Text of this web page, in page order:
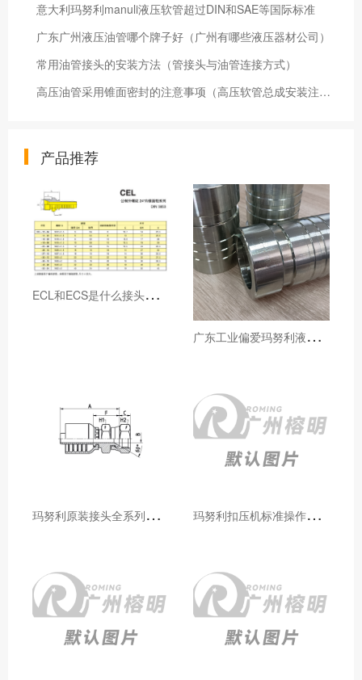
意大利玛努利manuli液压软管超过DIN和SAE等国际标准
广东广州液压油管哪个牌子好（广州有哪些液压器材公司）
常用油管接头的安装方法（管接头与油管连接方式）
高压油管采用锥面密封的注意事项（高压软管总成安装注意事项）
产品推荐
E
CL和ECS是什么接头，用于什么胶管或管件
广
东工业偏爱玛努利液压产品的五大原因（代理深度分析）
玛
努利原装接头全系列型号解析：广州客户选型必备指南 玛
努利扣压机标准操作流程：广州代理手把手教学（新手也能学会）